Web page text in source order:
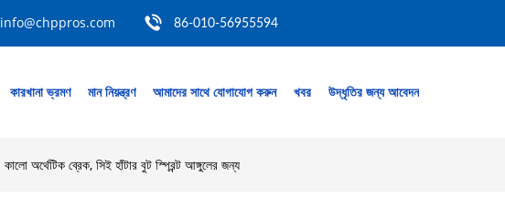
info@chppros.com 86-010-56955594
কারখানা ভ্রমণ মান নিয়ন্ত্রণ আমাদের সাথে যোগাযোগ করুন খবর উদ্ধৃতির জন্য আবেদন
কালো অর্থেটিক ব্রেক, সিই হাঁটার বুট স্প্রিন্ট আঙ্গুলের জন্য